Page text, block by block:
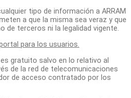
tipo de información a ARRAM
a que la misma sea veraz y que
de terceros ni la legalidad vigente.
para los usuarios.
gratuito salvo en lo relativo al
de la red de telecomunicaciones
de acceso contratado por los